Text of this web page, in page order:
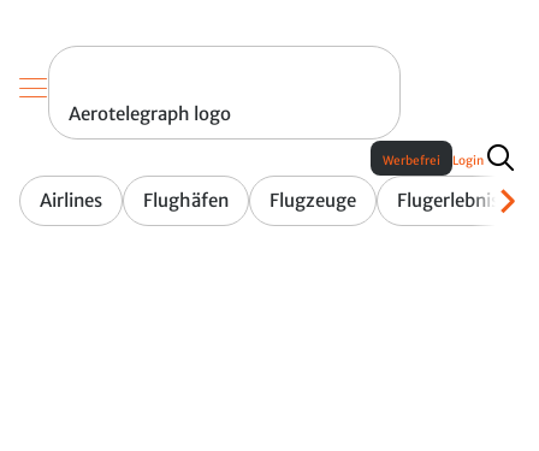
Aerotelegraph logo
Airlines Flughäfen Flugzeuge Flugerlebnis
Werbefrei Login